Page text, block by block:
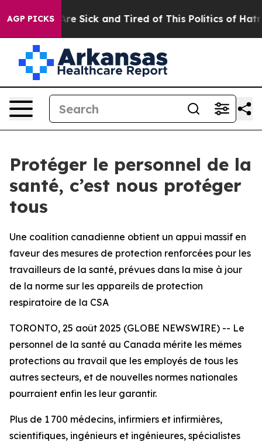
AGP PICKSAre Sick and Tired of This Politics of Hatred”
Protéger le personnel de la
santé, c’est nous protéger
tous
Une coalition canadienne obtient un appui massif en
faveur des mesures de protection renforcées pour les
travailleurs de la santé, prévues dans la mise à jour
de la norme sur les appareils de protection
respiratoire de la CSA
TORONTO, 25 août 2025 (GLOBE NEWSWIRE) -- Le
personnel de la santé au Canada mérite les mêmes
protections au travail que les employés de tous les
autres secteurs, et de nouvelles normes nationales
pourraient enfin les leur garantir.
Plus de 1 700 médecins, infirmiers et infirmières,
scientifiques, ingénieurs et ingénieures, spécialistes